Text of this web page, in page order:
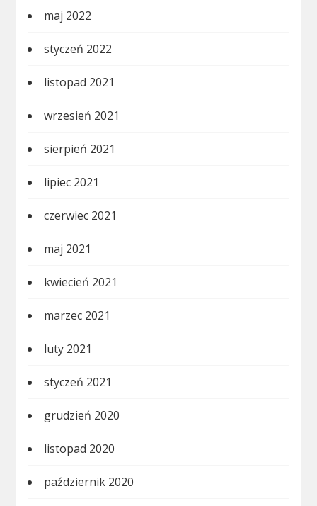
maj 2022
styczeń 2022
listopad 2021
wrzesień 2021
sierpień 2021
lipiec 2021
czerwiec 2021
maj 2021
kwiecień 2021
marzec 2021
luty 2021
styczeń 2021
grudzień 2020
listopad 2020
październik 2020